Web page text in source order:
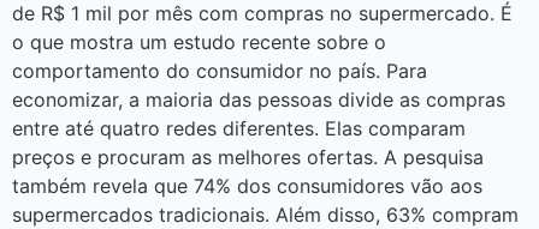
de R$ 1 mil por mês com compras no supermercado. É
o que mostra um estudo recente sobre o
comportamento do consumidor no país. Para
economizar, a maioria das pessoas divide as compras
entre até quatro redes diferentes. Elas comparam
preços e procuram as melhores ofertas. A pesquisa
também revela que 74% dos consumidores vão aos
supermercados tradicionais. Além disso, 63% compram